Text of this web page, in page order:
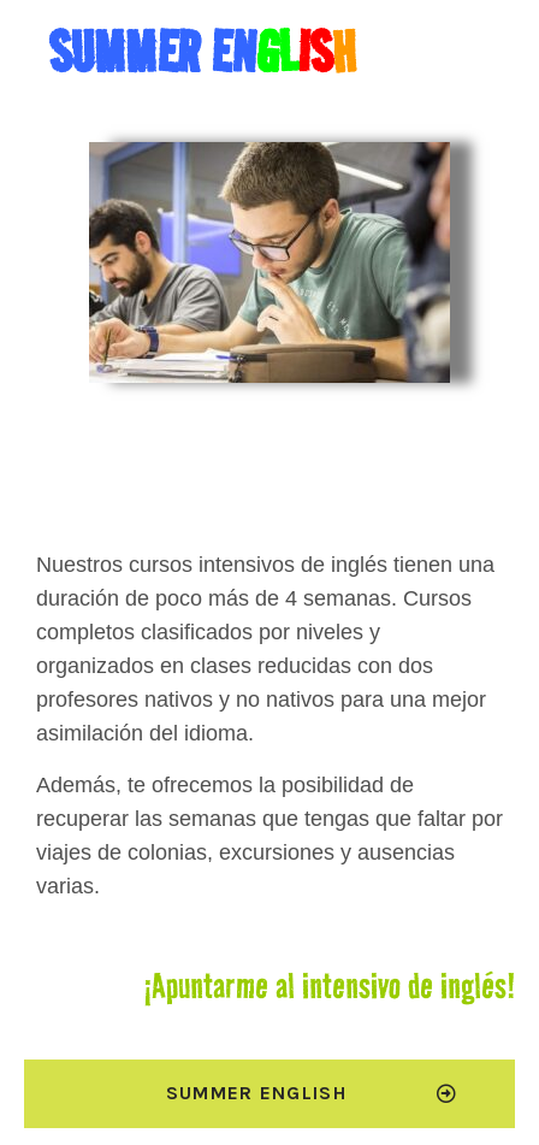
SUMMER ENGLISH
Nuestros cursos intensivos de inglés tienen una
duración de poco más de 4 semanas. Cursos
completos clasificados por niveles y
organizados en clases reducidas con dos
profesores nativos y no nativos para una mejor
asimilación del idioma.
Además, te ofrecemos la posibilidad de
recuperar las semanas que tengas que faltar por
viajes de colonias, excursiones y ausencias
varias.
¡Apuntarme al intensivo de inglés!
SUMMER ENGLISH